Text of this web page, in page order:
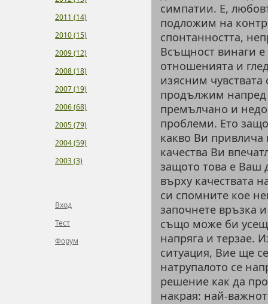
2011 (14)
2010 (15)
2009 (12)
2008 (18)
2007 (19)
2006 (68)
2005 (79)
2004 (59)
2003 (3)
Вход
Тест
Форум
симпатии. Е,
подложим на
спонтанността,
Всъщност винаги
отношенията и
изясним
продължим напред
премълчано и
проблеми. Ето
какво Ви привлича
качества Ви
защото това е Ваш
върху качествата
си спомните кое
започнете връзка
също може би
напряга и терзае.
ситуация, Вие ще
натрупалото се
решение как да
накрая: най-